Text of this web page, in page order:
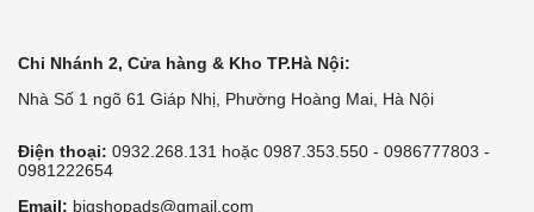
Chi Nhánh 2, Cửa hàng & Kho TP.Hà Nội:
Nhà Số 1 ngõ 61 Giáp Nhị, Phường Hoàng Mai, Hà Nội
Điện thoại: 0932.268.131 hoặc 0987.353.550 - 0986777803 -
0981222654
Email: bigshopads@gmail.com